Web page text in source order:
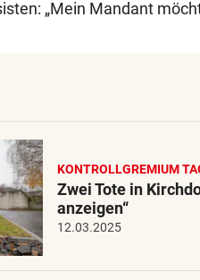
„Mein Mandant
KONTROLLGREMIUM
Zwei Tote in
anzeigen“
12.03.2025